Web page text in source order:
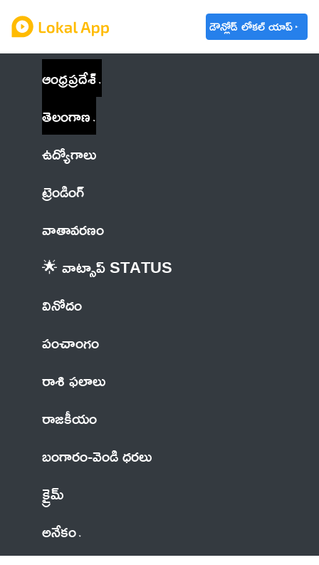
డౌన్లోడ్ లోకల్ యాప్
ఆంధ్రప్రదేశ్
తెలంగాణ
ఉద్యోగాలు
ట్రెండింగ్
వాతావరణం
🌟 వాట్సాప్ STATUS
వినోదం
పంచాంగం
రాశి ఫలాలు
రాజకీయం
బంగారం-వెండి ధరలు
క్రైమ్
అనేకం